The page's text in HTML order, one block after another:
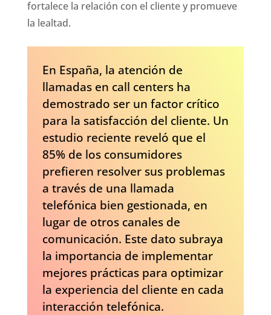
fortalece la relación con el cliente y promueve
la lealtad.
En España, la atención de
llamadas en call centers ha
demostrado ser un factor crítico
para la satisfacción del cliente. Un
estudio reciente reveló que el
85% de los consumidores
prefieren resolver sus problemas
a través de una llamada
telefónica bien gestionada, en
lugar de otros canales de
comunicación. Este dato subraya
la importancia de implementar
mejores prácticas para optimizar
la experiencia del cliente en cada
interacción telefónica.